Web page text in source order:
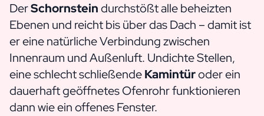
DerSchornsteindurchstößt alle beheizten
Ebenen und reicht bis über das Dach – damit ist
er eine natürliche Verbindung zwischen
Innenraum und Außenluft. Undichte Stellen,
eine schlecht schließendeKamintüroder ein
dauerhaft geöffnetes Ofenrohr funktionieren
dann wie ein offenes Fenster.